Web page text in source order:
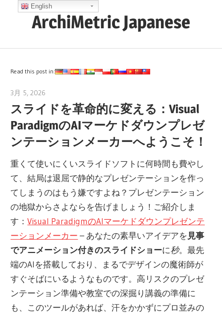
ン
ArchiMetric Japanese
Ops,
Agile
and
More
Read this post in:
3月 5, 2026
スライドを革命的に変える：Visual
ParadigmのAIマーケドダウンプレゼ
ンテーションメーカーへようこそ！
重くて使いにくいスライドソフトに何時間も費やし
て、結局は退屈で静的なプレゼンテーションを作っ
てしまうのはもう嫌ですよね？プレゼンテーション
の地獄からさよならを告げましょう！ご紹介しま
す：Visual ParadigmのAIマーケドダウンプレゼンテ
ーションメーカー – あなたの素早いアイデアを見事
でアニメーション付きのスライドショーに秒。最先
端のAIを搭載しており、まるでデザインの魔術師が
すぐそばにいるようなものです。高リスクのプレゼ
ンテーション準備や教室での深掘り講義の準備に
も、このツールがあれば、汗をかかずにプロ並みの
English